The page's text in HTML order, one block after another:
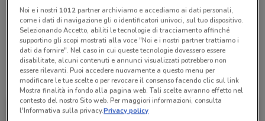
Lunedì n.d.
Martedì n.d.
Mercoledì n.d.
Giovedì n.d.
Venerdì n.d.
Sabato n.d.
Domenica n.d.
Tutte le promozioni di questo negozio
Noi e i nostri 1012partner archiviamo e accediamo ai dati personali,
come i dati di navigazione gli o identificatori univoci, sul tuo dispositivo.
Selezionando Accetto, abiliti le tecnologie di tracciamento affinché
supportino gli scopi mostrati alla voce "Noi e i nostri partner trattiamo i
dati da fornire". Nel caso in cui queste tecnologie dovessero essere
disabilitate, alcuni contenuti e annunci visualizzati potrebbero non
essere rilevanti. Puoi accedere nuovamente a questo menu per
modificare le tue scelte o per revocare il consenso facendo clic sul link
Mostra finalità in fondo alla pagina web. Tali scelte avranno effetto nel
contesto del nostro Sito web. Per maggiori informazioni, consulta
l'Informativa sulla privacy.Privacy policy